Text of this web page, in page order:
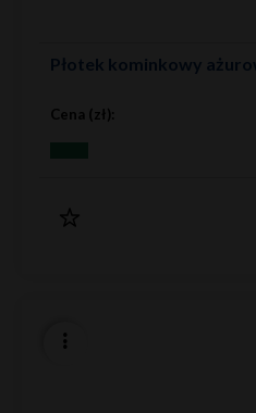
Płotek kominkowy
Cena (zł):